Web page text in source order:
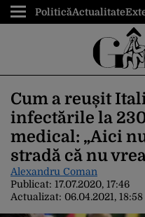
PoliticăActualitate
Cum a reușit
infectările la
medical: „Aici
stradă că nu
Alexandru Coman
Publicat: 17.07.2020, 17:46
Actualizat: 06.04.2021, 18:58